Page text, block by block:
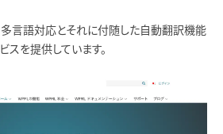
多言語対応とそれに付随した自動翻訳機能
を提供しています。